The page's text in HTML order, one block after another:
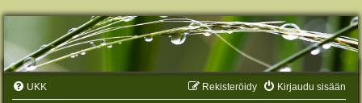
UKK Kirjaudu sisään
Rekisteröidy